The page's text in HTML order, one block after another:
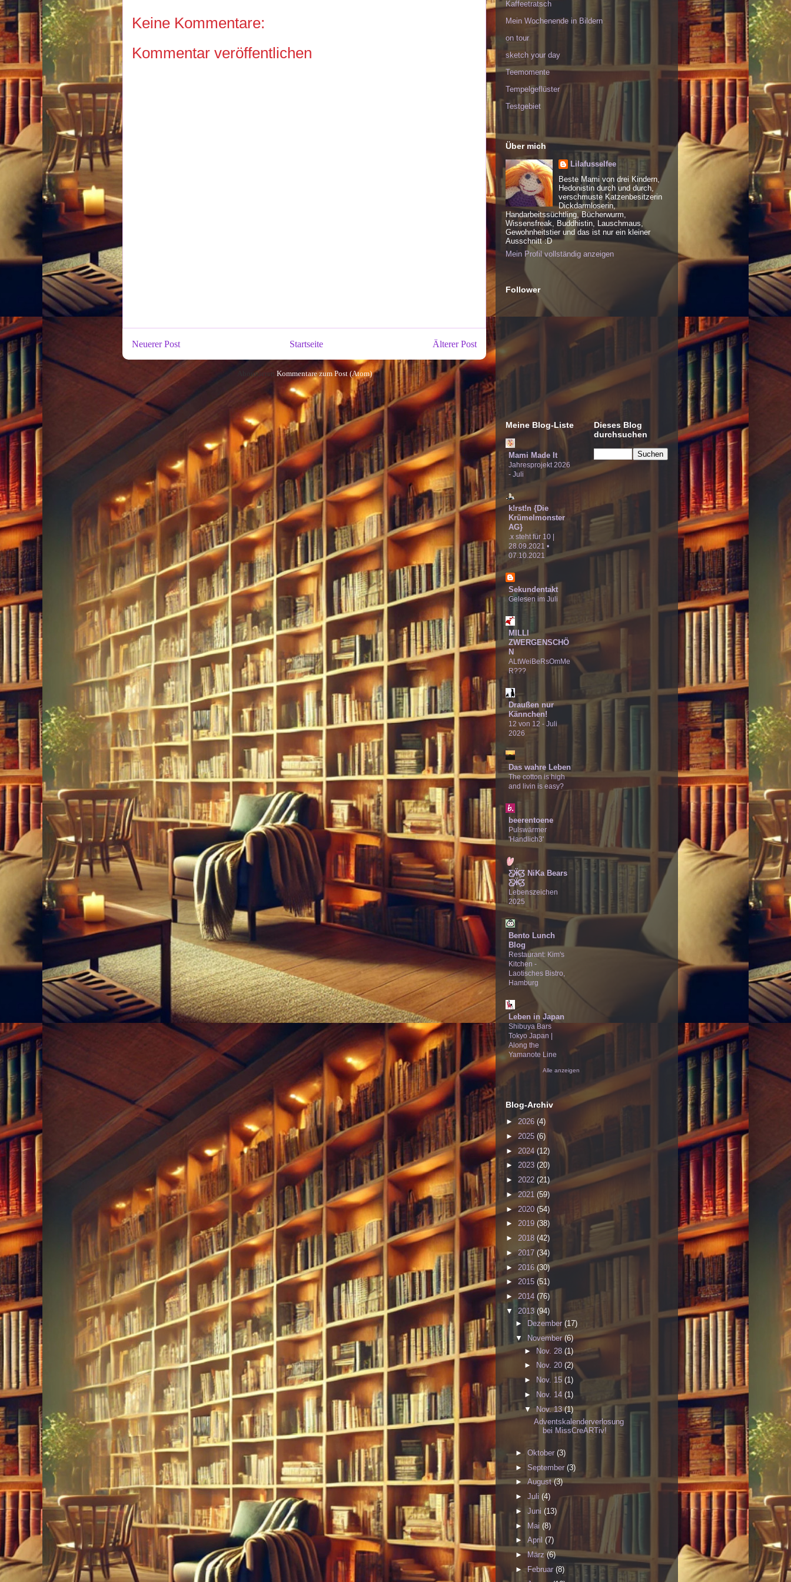
Keine Kommentare:
Kommentar veröffentlichen
Neuerer Post Älterer Post
Startseite
Abonnieren Kommentare zum Post (Atom)
Kaffeetratsch
Mein Wochenende in Bildern
on tour
sketch your day
Teemomente
Tempelgeflüster
Testgebiet
Über mich
Lilafusselfee
Beste Mami von drei Kindern,
Hedonistin durch und durch,
verschmuste Katzenbesitzerin
Dickdarmloserin,
Handarbeitssüchtling, Bücherwurm,
Wissensfreak, Buddhistin, Lauschmaus,
Gewohnheitstier und das ist nur ein kleiner
Ausschnitt :D
Mein Profil vollständig anzeigen
Follower
Meine Blog-Liste
Mami Made It
Jahresprojekt 2026
- Juli
k!rst!n {Die
Krümelmonster
AG}
.x steht für 10 |
28.09.2021 •
07.10.2021
Sekundentakt
Gelesen im Juli
MILLI
ZWERGENSCHÖ
N
ALtWeiBeRsOmMe
R???
Draußen nur
Kännchen!
12 von 12 - Juli
2026
Das wahre Leben
The cotton is high
and livin is easy?
beerentoene
Pulswärmer
'Handlich3'
Ƹ̵̡Ӝ̵̨̄Ʒ NiKa Bears
Ƹ̵̡Ӝ̵̨̄Ʒ
Lebenszeichen
2025
Bento Lunch
Blog
Restaurant: Kim's
Kitchen -
Laotisches Bistro,
Hamburg
Leben in Japan
Shibuya Bars
Tokyo Japan |
Along the
Yamanote Line
Alle anzeigen
Dieses Blog
durchsuchen
Blog-Archiv
► 2026 (4)
► 2025 (6)
► 2024 (12)
► 2023 (20)
► 2022 (21)
►2021 (59)
►2020 (54)
► 2019 (38)
► 2018 (42)
►2017 (34)
► 2016 (30)
► 2015 (51)
► 2014 (76)
▼ 2013 (94)
►
Dezember (17)
▼
November(6)
► Nov. 28(1)
►
Nov. 20(2)
►
Nov. 15(1)
►
Nov. 14(1)
▼Nov. 13(1)
Adventskalenderverlosung
bei MissCreARTiv!
► Oktober (3)
► September (3)
► August(3)
► Juli (4)
► Juni (13)
► Mai (8)
► April (7)
►März(6)
►Februar (8)